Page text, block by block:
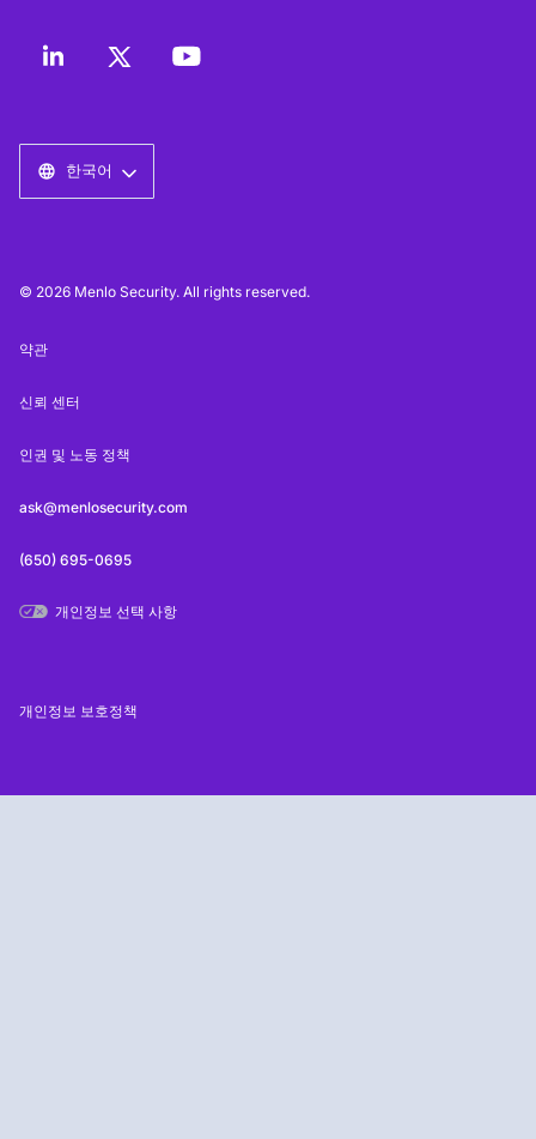
한국어
© 2026 Menlo Security. All rights reserved.
약관
신뢰 센터
인권 및 노동 정책
ask@menlosecurity.com
(650) 695-0695
개인정보 선택 사항
개인정보 보호정책